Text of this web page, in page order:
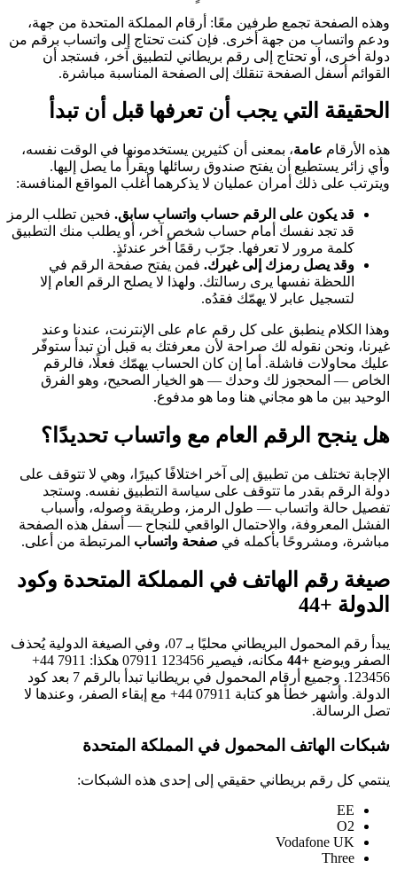
وهذه الصفحة تجمع طرفين معًا: أرقام المملكة المتحدة من جهة،
ودعم واتساب من جهة أخرى. فإن كنت تحتاج إلى واتساب برقم من
دولة أخرى، أو تحتاج إلى رقم بريطاني لتطبيق آخر، فستجد أن
القوائم أسفل الصفحة تنقلك إلى الصفحة المناسبة مباشرة.
الحقيقة التي يجب أن تعرفها قبل أن تبدأ
هذه الأرقام عامة، بمعنى أن كثيرين يستخدمونها في الوقت نفسه،
وأي زائر يستطيع أن يفتح صندوق رسائلها ويقرأ ما يصل إليها.
ويترتب على ذلك أمران عمليان لا يذكرهما أغلب المواقع المنافسة:
قد يكون على الرقم حساب واتساب سابق. فحين تطلب الرمز
قد تجد نفسك أمام حساب شخص آخر، أو يطلب منك التطبيق
كلمة مرور لا تعرفها. جرّب رقمًا آخر عندئذٍ.
وقد يصل رمزك إلى غيرك. فمن يفتح صفحة الرقم في
اللحظة نفسها يرى رسالتك. ولهذا لا يصلح الرقم العام إلا
لتسجيل عابر لا يهمّك فقدُه.
وهذا الكلام ينطبق على كل رقم عام على الإنترنت، عندنا وعند
غيرنا، ونحن نقوله لك صراحة لأن معرفتك به قبل أن تبدأ ستوفّر
عليك محاولات فاشلة. أما إن كان الحساب يهمّك فعلًا، فالرقم
الخاص — المحجوز لك وحدك — هو الخيار الصحيح، وهو الفرق
الوحيد بين ما هو مجاني هنا وما هو مدفوع.
هل ينجح الرقم العام مع واتساب تحديدًا؟
الإجابة تختلف من تطبيق إلى آخر اختلافًا كبيرًا، وهي لا تتوقف على
دولة الرقم بقدر ما تتوقف على سياسة التطبيق نفسه. وستجد
تفصيل حالة واتساب — طول الرمز، وطريقة وصوله، وأسباب
الفشل المعروفة، والاحتمال الواقعي للنجاح — أسفل هذه الصفحة
مباشرة، ومشروحًا بأكمله في صفحة واتساب المرتبطة من أعلى.
صيغة رقم الهاتف في المملكة المتحدة وكود
الدولة +44
يبدأ رقم المحمول البريطاني محليًا بـ 07، وفي الصيغة الدولية يُحذف
الصفر ويوضع +44 مكانه، فيصير 07911 123456 هكذا: +44 7911
123456
. وجميع أرقام المحمول في بريطانيا تبدأ بالرقم 7 بعد كود
الدولة. وأشهر خطأ هو كتابة +44 07911 مع إبقاء الصفر، وعندها لا
تصل الرسالة.
شبكات الهاتف المحمول في المملكة المتحدة
ينتمي كل رقم بريطاني حقيقي إلى إحدى هذه الشبكات:
EE
O2
Vodafone UK
Three